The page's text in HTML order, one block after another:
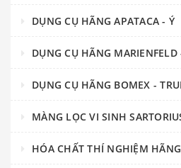
DỤNG CỤ HÃNG APATACA - Ý
DỤNG CỤ HÃNG
DỤNG CỤ HÃNG BOMEX -
MÀNG LỌC VI SINH
HÓA CHẤT THÍ NGHIỆM